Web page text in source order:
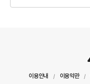
이용안내 / 이용약관 /